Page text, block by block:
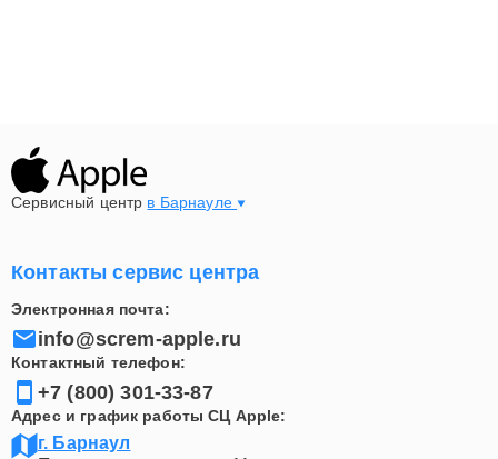
Сервисный центр в Барнауле
Контакты сервис центра
Электронная почта:
info@screm-apple.ru
Контактный телефон:
+7 (800) 301-33-87
Адрес и график работы СЦ Apple:
г. Барнаул